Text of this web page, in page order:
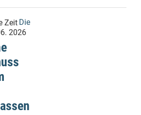
Die
2026